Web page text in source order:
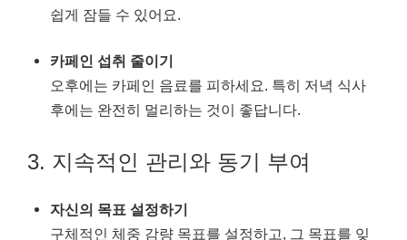
쉽게 잠들 수 있어요.
카페인 섭취 줄이기
오후에는 카페인 음료를 피하세요. 특히 저녁 식사
후에는 완전히 멀리하는 것이 좋답니다.
3. 지속적인 관리와 동기 부여
자신의 목표 설정하기
구체적인 체중 감량 목표를 설정하고, 그 목표를 잊